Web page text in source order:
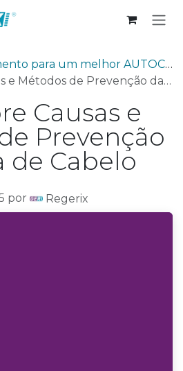
Partilha de conhecimento para um melhor AUTOCUIDADO
de Prevenção da Queda de Cabelo
Causas e
Prevenção
de Cabelo
por Regerix